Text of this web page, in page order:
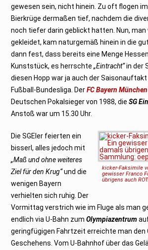
gewesen sein, nicht hinein. Zu oft flogen
Bierkrüge dermaßen tief, nachdem die
noch tiefer darin geblickt hatten. Nun, man
gekleidet, kam naturgemäß hinein in die
dann fest, dass bereits eine Menge
Kunststück, es herrschte„Eintracht“in der
diesen Hopp war ja auch der
Fußball-Bundesliga. DerFC Bayern München
Deutschen Pokalsieger von 1988, dieSG
Anstoß war um 15.30 Uhr.
kicker-Faksimile
gewisser Franco
übrigens auch
Die SGEler feierten ein
bisserl, alles jedoch mit
„Maß und ohne weiteres
Ziel für den Krug“und die
wenigen Bayern
verhielten sich ruhig. Der
Vormittag verstrich wie im Fluge als man
endlich via U-Bahn zumOlympiazentrum
geringfügigen Fahrtzeit erreichte man den
Geschehens. Vom U-Bahnhof über das